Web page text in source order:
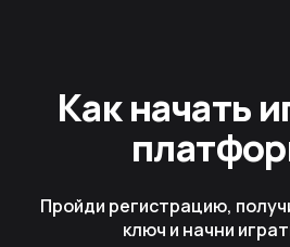
Как начать
Пройди регистрацию,
ключ и начни